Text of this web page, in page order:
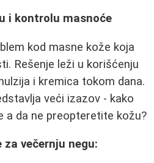
i kontrolu masnoće
kod masne kože koja
Rešenje leži u korišćenju
i kremica tokom dana.
veći izazov - kako
a da ne preopteretite kožu?
večernju negu: